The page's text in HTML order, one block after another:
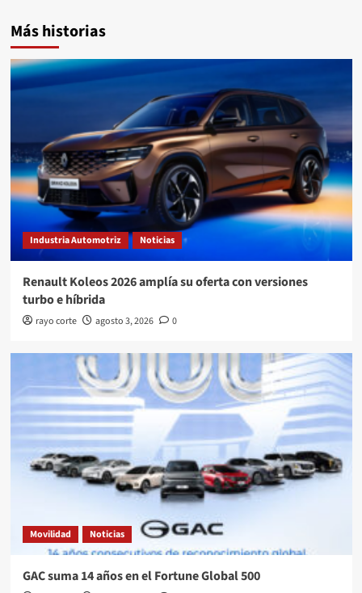
Más historias
Industria Automotriz Noticias
Renault Koleos 2026 amplía su oferta con versiones
turbo e híbrida
rayo corte agosto 3, 2026 0
Movilidad Noticias
GAC suma 14 años en el Fortune Global 500